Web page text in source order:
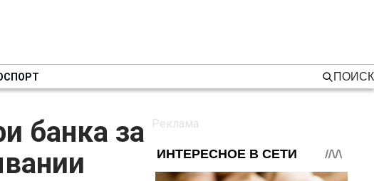
СПОРТ ПОИСК
банка за